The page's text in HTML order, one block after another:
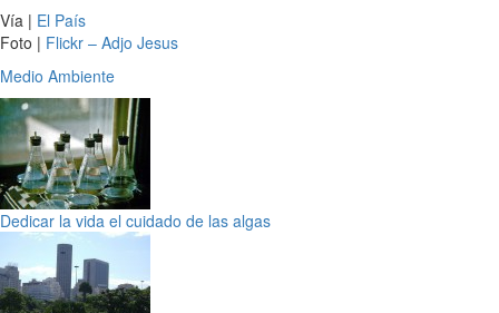
Vía | El País
Foto | Flickr – Adjo Jesus
Medio Ambiente
Dedicar la vida el cuidado de las algas